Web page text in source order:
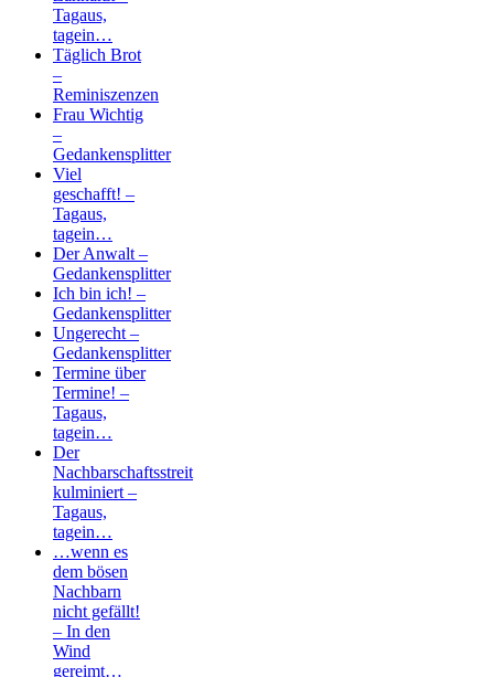
Tagaus,
tagein…
Täglich Brot
–
Reminiszenzen
Frau Wichtig
–
Gedankensplitter
Viel
geschafft! –
Tagaus,
tagein…
Der Anwalt –
Gedankensplitter
Ich bin ich! –
Gedankensplitter
Ungerecht –
Gedankensplitter
Termine über
Termine! –
Tagaus,
tagein…
Der
Nachbarschaftsstreit
kulminiert –
Tagaus,
tagein…
…wenn es
dem bösen
Nachbarn
nicht gefällt!
– In den
Wind
gereimt…